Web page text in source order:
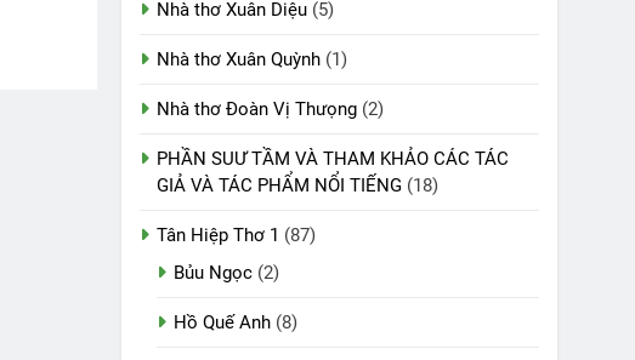
Nhà thơ Xuân Diệu (5)
Nhà thơ Xuân Quỳnh (1)
Nhà thơ Đoàn Vị Thưọng (2)
PHẦN SUƯ TẦM VÀ THAM KHẢO CÁC TÁC
GIẢ VÀ TÁC PHẨM NỔI TIẾNG (18)
Tân Hiệp Thơ 1 (87)
Bủu Ngọc (2)
Hồ Quế Anh (8)